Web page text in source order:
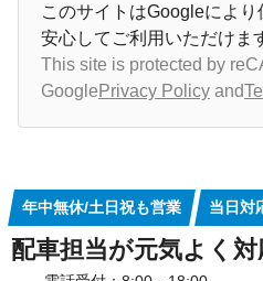
このサイトはGoogleにより
安心してご利用いただけま
This site is protected by
Google Privacy Policy and
年中無休/土日祝も営業 当日対
配車担当が元気よく対